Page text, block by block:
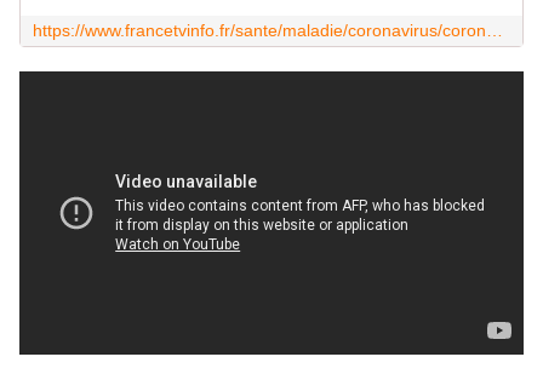
https://www.francetvinfo.fr/sante/maladie/coronavirus/coronavirus-8500respirateurs-artificiels-ont-ils-ete-fabriques-pour-rien_3930273.html